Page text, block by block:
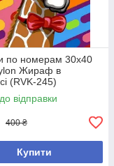
по номерам 30х40
Жираф в
(RVK-245)
відправки
400 ₴
Купити